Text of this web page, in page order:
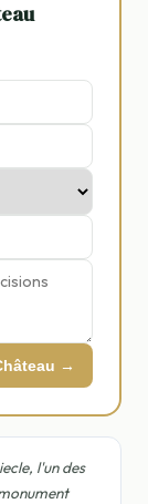
→
l'un des